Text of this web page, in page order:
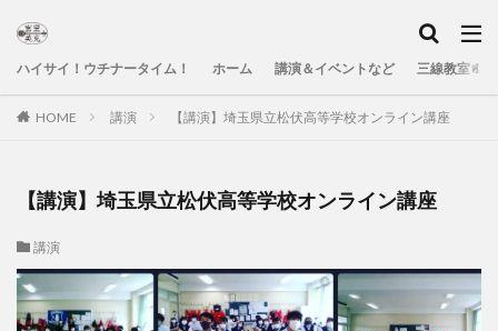
ハイサイ！ウチナータイム！ ホーム 講演＆イベントなど 三線教室＆
HOME 講演 【講演】埼玉県立松伏高等学校オンライン講座
【講演】埼玉県立松伏高等学校オンライン講座
講演